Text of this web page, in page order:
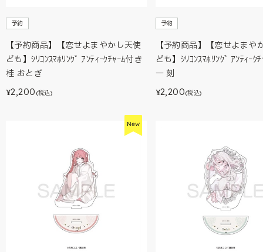
予約
【予約商品】【恋せよまやかし天使
ども】ｼﾘｺﾝｽﾏﾎﾘﾝｸﾞ ｱﾝﾃｨｰｸﾁｬｰﾑ付き
桂 おとぎ
¥2,200 (税込)
予約
【予約商品】【恋せよまや
ども】ｼﾘｺﾝｽﾏﾎﾘﾝｸﾞ ｱﾝﾃｨｰｸ
一 刻
¥2,200(税込)